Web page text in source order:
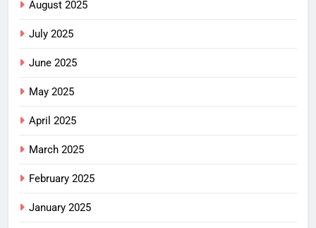
August 2025
July 2025
June 2025
May 2025
April 2025
March 2025
February 2025
January 2025